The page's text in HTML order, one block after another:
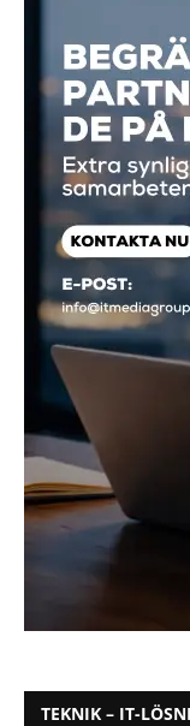
TEKNIK – IT-